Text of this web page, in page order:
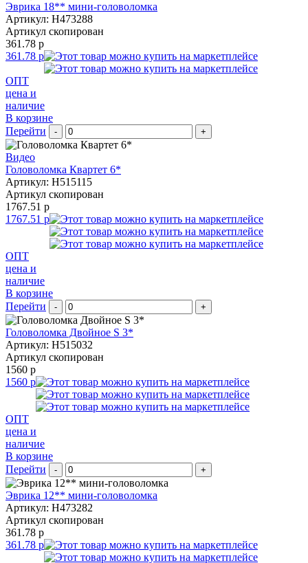
Эврика 18** мини-головоломка
Артикул: H473288
Артикул скопирован
361.78 р
361.78 р
ОПТ
цена и
наличие
В корзине
Перейти
- +
Видео
Головоломка Квартет 6*
Артикул: H515115
Артикул скопирован
1767.51 р
1767.51 р
ОПТ
цена и
наличие
В корзине
Перейти
- +
Головоломка Двойное S 3*
Артикул: H515032
Артикул скопирован
1560 р
1560 р
ОПТ
цена и
наличие
В корзине
Перейти
- +
Эврика 12** мини-головоломка
Артикул: H473282
Артикул скопирован
361.78 р
361.78 р